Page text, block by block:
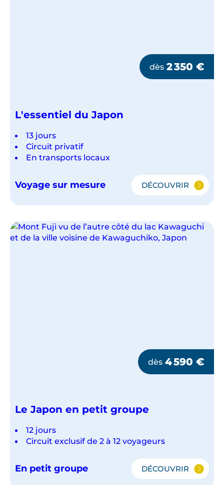
dès 2 350 €
L'essentiel du Japon
13 jours
Circuit privatif
En transports locaux
Voyage sur mesure DÉCOUVRIR
L'ESSENTIEL
dès 4 590 €
Le Japon en petit groupe
12 jours
Circuit exclusif de 2 à 12 voyageurs
En petit groupe DÉCOUVRIR
LE